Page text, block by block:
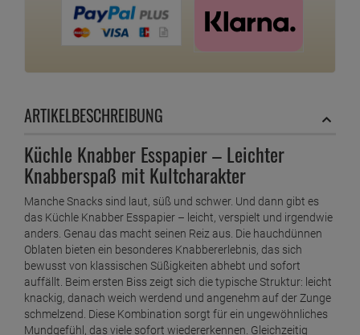
ARTIKELBESCHREIBUNG
Küchle Knabber Esspapier – Leichter
Knabberspaß mit Kultcharakter
Manche Snacks sind laut, süß und schwer. Und dann gibt es
das Küchle Knabber Esspapier – leicht, verspielt und irgendwie
anders. Genau das macht seinen Reiz aus. Die hauchdünnen
Oblaten bieten ein besonderes Knabbererlebnis, das sich
bewusst von klassischen Süßigkeiten abhebt und sofort
auffällt. Beim ersten Biss zeigt sich die typische Struktur: leicht
knackig, danach weich werdend und angenehm auf der Zunge
schmelzend. Diese Kombination sorgt für ein ungewöhnliches
Mundgefühl, das viele sofort wiedererkennen. Gleichzeitig